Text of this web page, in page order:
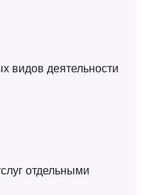
видов деятельности
отдельными